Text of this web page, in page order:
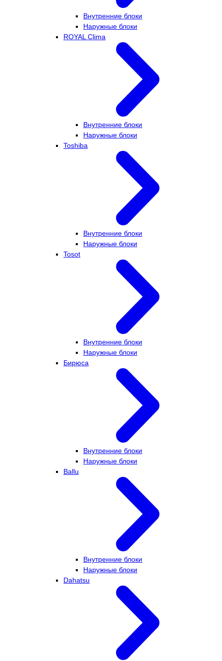
Внутренние блоки
Наружные блоки
ROYAL Clima
Внутренние блоки
Наружные блоки
Toshiba
Внутренние блоки
Наружные блоки
Tosot
Внутренние блоки
Наружные блоки
Бирюса
Внутренние блоки
Наружные блоки
Ballu
Внутренние блоки
Наружные блоки
Dahatsu